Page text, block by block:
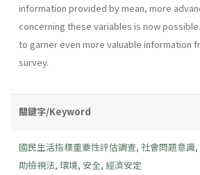
information provided by mean, more
concerning these variables is now
to garner even more valuable information
survey.
關鍵字/Keyword
國民生活指標重要性評估調查, 社會問題意識,
助檢視法, 環境, 安全, 經濟安定